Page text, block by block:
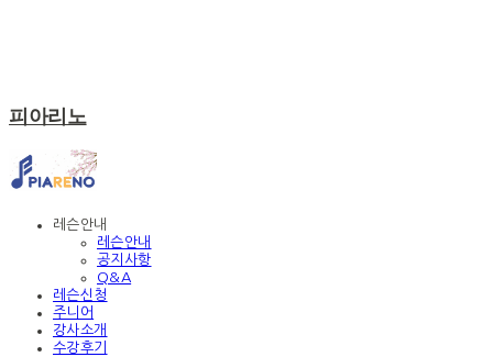
피아리노
레슨안내
레슨안내
공지사항
Q&A
레슨신청
주니어
강사소개
수강후기